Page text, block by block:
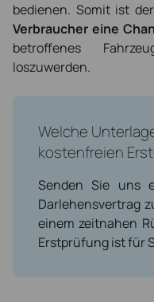
bedienen. Somit ist
Verbraucher eine
betroffenes
loszuwerden.
Welche
kostenfreien
Senden Sie uns
Darlehensvertrag
einem zeitnahen
Erstprüfung ist für